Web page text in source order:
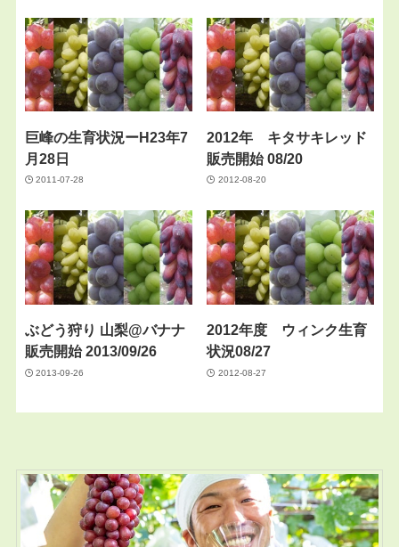
巨峰の生育状況ーH23年7
月28日
2011-07-28
2012年 キタサキレッド
販売開始 08/20
2012-08-20
ぶどう狩り 山梨@バナナ
販売開始 2013/09/26
2013-09-26
2012年度 ウィンク生育
状況08/27
2012-08-27